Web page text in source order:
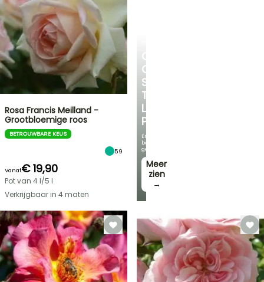
ONTDEK
ONZE
SELECTIE
TEGEN
LAGE
PRIJZEN
En
bespaar
geld!
Meer
zien
→
Rosa Francis Meilland -
Grootbloemige roos
BETROUWBARE KEUS
59
Vanaf€ 19,90
Pot van 4 l/5 l
Verkrijgbaar in 4 maten